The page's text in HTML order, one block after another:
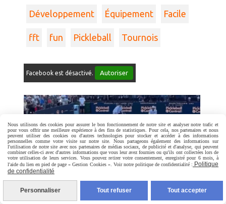
Développement Équipement Facile
fft fun Pickleball Tournois
Facebook est désactivé. Autoriser
Le PICKLEBALL dans les clubs ?
Nous utilisons des cookies pour assurer le bon fonctionnement de notre site et analyser notre trafic et
pour vous offrir une meilleure expérience à des fins de statistiques. Pour cela, nos partenaires et nous
peuvent utiliser des cookies ou d'autres technologies pour stocker et accéder à des informations
personnelles comme votre visite sur notre site. Nous partageons également des informations sur
l'utilisation de notre site avec nos partenaires de médias sociaux, de publicité et d'analyse, qui peuvent
combiner celles-ci avec d'autres informations que vous leur avez fournies ou qu'ils ont collectées lors de
votre utilisation de leurs services. Vous pouvez retirer votre consentement, enregistré pour 6 mois, à
l'aide du lien en pied de page « Gestion Cookies ». Voir notre politique de confidentialité : Politique
de confidentialité
Personnaliser Tout refuser Tout accepter